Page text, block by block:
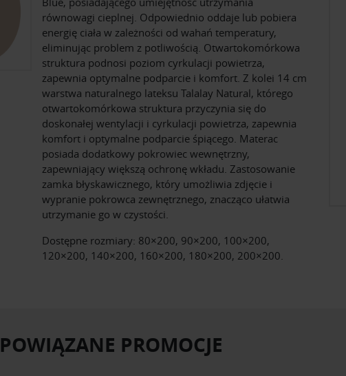
równowagi cieplnej. Odpowiednio oddaje lub pobiera
energię ciała w zależności od wahań temperatury,
eliminując problem z potliwością. Otwartokomórkowa
struktura podnosi poziom cyrkulacji powietrza,
zapewnia optymalne podparcie i komfort. Z kolei 14 cm
warstwa naturalnego lateksu Talalay Natural, którego
otwartokomórkowa struktura przyczynia się do
doskonałej wentylacji i cyrkulacji powietrza, zapewnia
komfort i optymalne podparcie śpiącego. Materac
posiada dodatkowy pokrowiec wewnętrzny,
zapewniający większą ochronę wkładu. Zastosowanie
zamka błyskawicznego, który umożliwia zdjęcie i
wypranie pokrowca zewnętrznego, znacząco ułatwia
utrzymanie go w czystości.
Dostępne rozmiary: 80×200, 90×200, 100×200,
120×200, 140×200, 160×200, 180×200, 200×200.
POWIĄZANE PROMOCJE